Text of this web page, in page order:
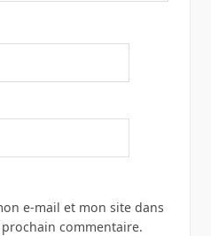
e-mail et mon site dans
commentaire.